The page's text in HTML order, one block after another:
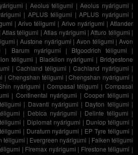
| Aeolus téligumi |Aeolus nyárigumi |
| APLUS téligumi |APLUS nyárigumi |
|Arivo téligumi | Arivo nyárigumi |Atlander
Atlas téligumi |Atlas nyárigumi |Atturo téligumi |
|Austone nyárigumi |Avon téligumi |Avon
| Barum nyárigumi | Bfgoodrich téligumi |
téligumi | Blacklion nyárigumi | Bridgestone
| Cachland téligumi | Cachland nyárigumi |
| Chengshan téligumi |Chengshan nyárigumi |
nyárigumi | Compasal téligumi |Compasal
| Continental nyárigumi | Cooper téligumi |
| Davanti nyárigumi | Dayton téligumi |
| Debica nyárigumi | Delinte téligumi |
| Diplomat nyárigumi | Dunlop téligumi |
| Duraturn nyárigumi | EP Tyre téligumi |
téligumi | Evergreen nyárigumi | Falken téligumi
| Firemax nyárigumi | Firestone téligumi |